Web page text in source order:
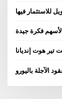
للاستثمار فيها
فكرة جيدة
تير هوت إنديانا
الآجلة باليورو